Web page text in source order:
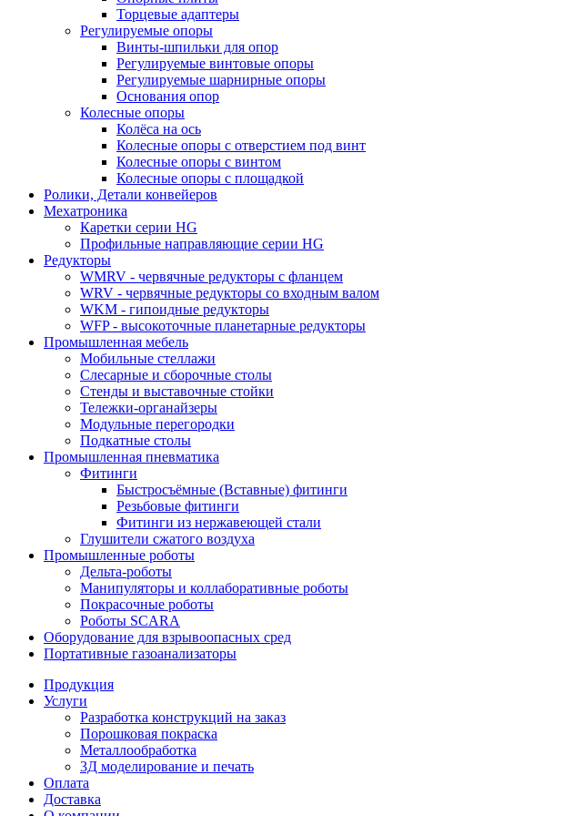
Торцевые адаптеры
Регулируемые опоры
Винты-шпильки для опор
Регулируемые винтовые опоры
Регулируемые шарнирные опоры
Основания опор
Колесные опоры
Колёса на ось
Колесные опоры с отверстием под винт
Колесные опоры с винтом
Колесные опоры с площадкой
Ролики, Детали конвейеров
Мехатроника
Каретки серии HG
Профильные направляющие серии HG
Редукторы
WMRV - червячные редукторы с фланцем
WRV - червячные редукторы со входным валом
WKM - гипоидные редукторы
WFP - высокоточные планетарные редукторы
Промышленная мебель
Мобильные стеллажи
Слесарные и сборочные столы
Стенды и выставочные стойки
Тележки-органайзеры
Модульные перегородки
Подкатные столы
Промышленная пневматика
Фитинги
Быстросъёмные (Вставные) фитинги
Резьбовые фитинги
Фитинги из нержавеющей стали
Глушители сжатого воздуха
Промышленные роботы
Дельта-роботы
Манипуляторы и коллаборативные роботы
Покрасочные роботы
Роботы SCARA
Оборудование для взрывоопасных сред
Портативные газоанализаторы
Продукция
Услуги
Разработка конструкций на заказ
Порошковая покраска
Металлообработка
3Д моделирование и печать
Оплата
Доставка